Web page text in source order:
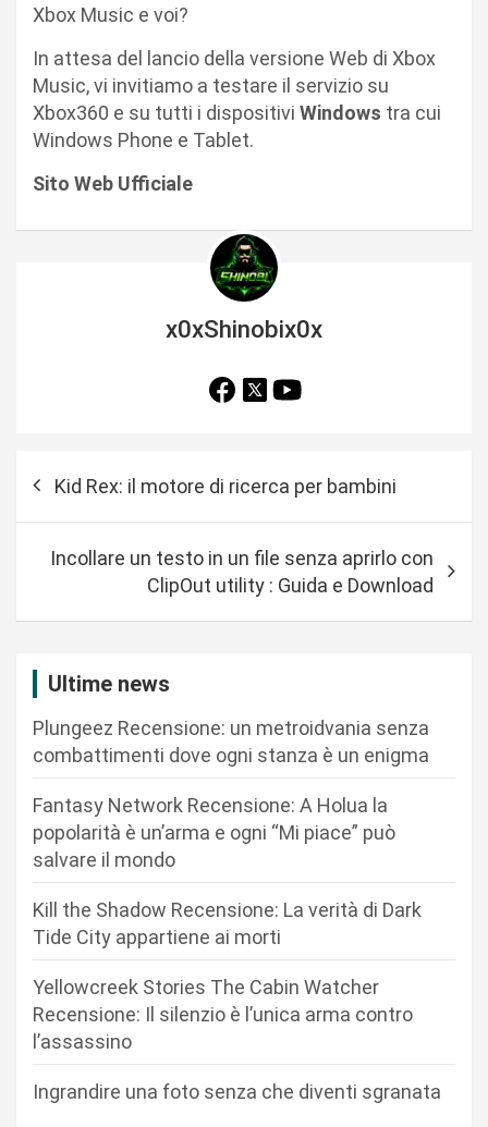
Xbox Music e voi?
In attesa del lancio della versione Web di Xbox
Music, vi invitiamo a testare il servizio su
Xbox360 e su tutti i dispositivi Windows tra cui
Windows Phone e Tablet.
Sito Web Ufficiale
x0xShinobix0x
Kid Rex: il motore di ricerca per bambini
Incollare un testo in un file senza aprirlo con
ClipOut utility : Guida e Download
Ultime news
Plungeez Recensione: un metroidvania senza
combattimenti dove ogni stanza è un enigma
Fantasy Network Recensione: A Holua la
popolarità è un’arma e ogni “Mi piace” può
salvare il mondo
Kill the Shadow Recensione: La verità di Dark
Tide City appartiene ai morti
Yellowcreek Stories The Cabin Watcher
Recensione: Il silenzio è l’unica arma contro
l’assassino
Ingrandire una foto senza che diventi sgranata